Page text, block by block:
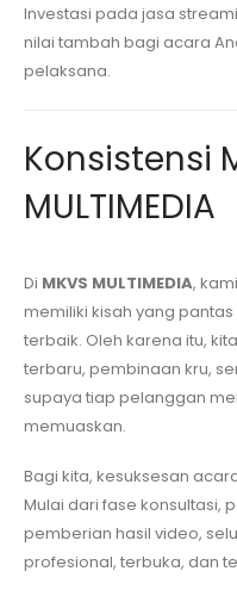
Investasi pada jasa
nilai tambah bagi acara
pelaksana.
Konsistensi
MULTIMEDIA
Di MKVS MULTIMEDIA,
memiliki kisah yang
terbaik. Oleh karena itu,
terbaru, pembinaan kru,
supaya tiap pelanggan
memuaskan.
Bagi kita, kesuksesan
Mulai dari fase konsultasi,
pemberian hasil video,
profesional, terbuka, dan